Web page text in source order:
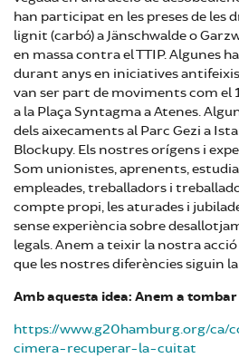
han participat en les preses de les
lignit (carbó) a Jänschwalde o
en massa contra el TTIP. Algunes
durant anys en iniciatives
van ser part de moviments com el
a la Plaça Syntagma a Atenes.
dels aixecaments al Parc Gezi a
Blockupy. Els nostres orígens i
Som unionistes, aprenents,
empleades, treballadors i
compte propi, les aturades i
sense experiència sobre
legals. Anem a teixir la nostra
que les nostres diferències siguin
Amb aquesta idea: Anem a
https://www.g20hamburg.org/
cimera-recuperar-la-cuitat